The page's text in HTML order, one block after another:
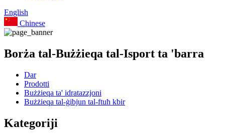
English
Chinese
Borża tal-Bużżieqa tal-Isport ta 'barra
Dar
Prodotti
Bużżieqa ta' idratazzjoni
Bużżieqa tal-ġibjun tal-ftuħ kbir
Kategoriji